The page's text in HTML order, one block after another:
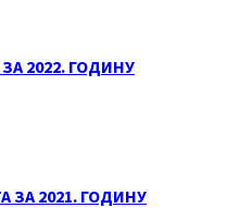
2022. ГОДИНУ
ЗА 2021. ГОДИНУ